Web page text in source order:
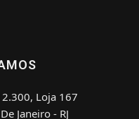
Loja 167
Janeiro - RJ